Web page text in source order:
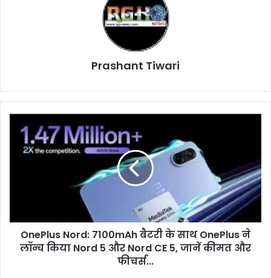
Prashant Tiwari
Nord:
7100mAh
लॉन्च
किया
Nord
OnePlus Nord: 7100mAh बैटरी के साथ OnePlus ने
लॉन्च किया Nord 5 और Nord CE 5, जानें कीमत और
फीचर्स...